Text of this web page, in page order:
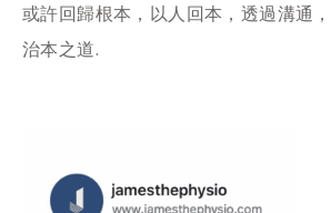
或許回歸根本，以人回本，透過溝通
治本之道.